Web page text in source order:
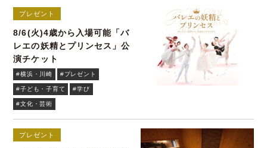
プレゼント
8/6(火)4歳から入場可能「バ
レエの妖精とプリンセス」公
演チケット
#横浜・川崎 #プレゼント
#子ども・子育て #学び
#文化・芸術
プレゼント